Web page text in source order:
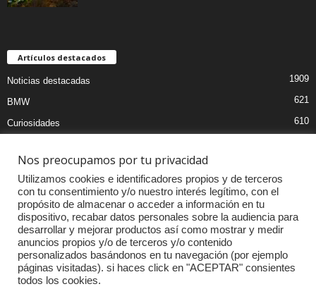
Artículos destacados
Noticias destacadas 1909
BMW 621
Curiosidades 610
Audi
MOTOS
Competiciones
Mercedes
Porsche 232
Nos preocupamos por tu privacidad
Utilizamos cookies e identificadores propios y de terceros
con tu consentimiento y/o nuestro interés legítimo, con el
propósito de almacenar o acceder a información en tu
dispositivo, recabar datos personales sobre la audiencia para
desarrollar y mejorar productos así como mostrar y medir
anuncios propios y/o de terceros y/o contenido
personalizados basándonos en tu navegación (por ejemplo
páginas visitadas). si haces click en "ACEPTAR" consientes
todos los cookies.